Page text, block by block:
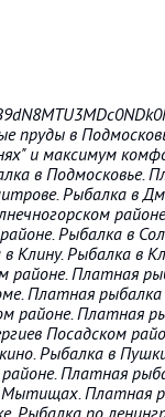
пруды в
и максимум
в Подмосковье.
Рыбалка в
Рыбалка в
Клину. Рыбалка в
районе. Платная
Платная рыбалка
районе. Платная
Посадском
Рыбалка в
Платная
Платная